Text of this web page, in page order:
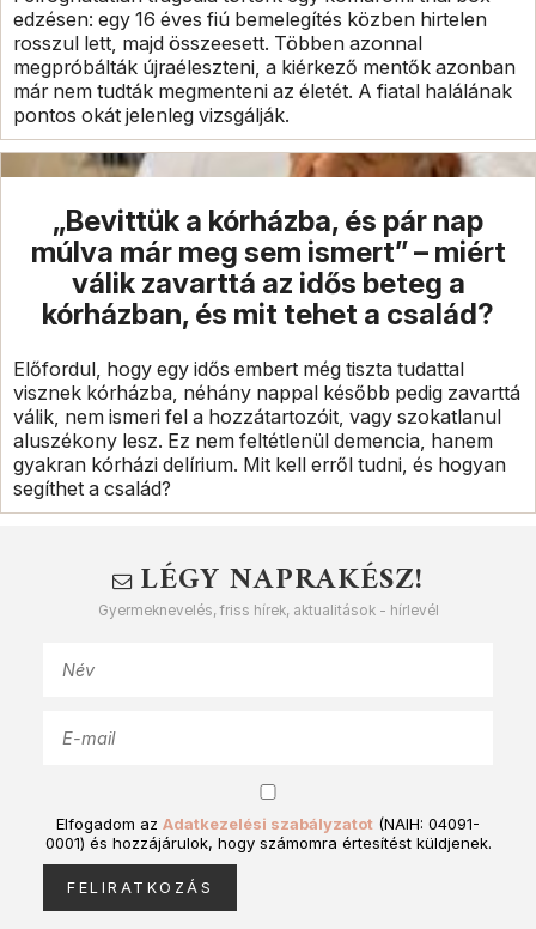
edzésen: egy 16 éves fiú bemelegítés közben hirtelen
rosszul lett, majd összeesett. Többen azonnal
megpróbálták újraéleszteni, a kiérkező mentők azonban
már nem tudták megmenteni az életét. A fiatal halálának
pontos okát jelenleg vizsgálják.
„Bevittük a kórházba, és pár nap
múlva már meg sem ismert” – miért
válik zavarttá az idős beteg a
kórházban, és mit tehet a család?
Előfordul, hogy egy idős embert még tiszta tudattal
visznek kórházba, néhány nappal később pedig zavarttá
válik, nem ismeri fel a hozzátartozóit, vagy szokatlanul
aluszékony lesz. Ez nem feltétlenül demencia, hanem
gyakran kórházi delírium. Mit kell erről tudni, és hogyan
segíthet a család?
LÉGY NAPRAKÉSZ!
Gyermeknevelés, friss hírek, aktualitások - hírlevél
Elfogadom az Adatkezelési szabályzatot (NAIH: 04091-
0001) és hozzájárulok, hogy számomra értesítést küldjenek.